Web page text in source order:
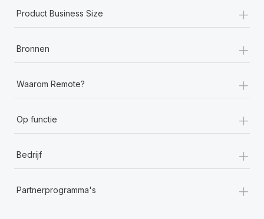
Product Business Size +
Bronnen +
Waarom Remote? +
Op functie +
Bedrijf +
Partnerprogramma's +